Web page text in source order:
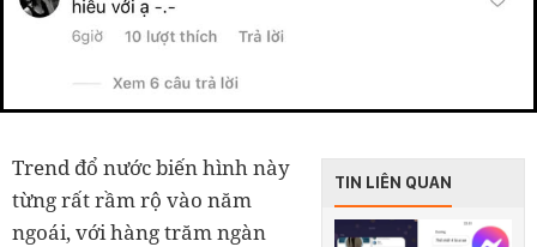
TIN LIÊN QUAN
Trend đổ nước biến hình này
từng rất rầm rộ vào năm
ngoái, với hàng trăm ngàn